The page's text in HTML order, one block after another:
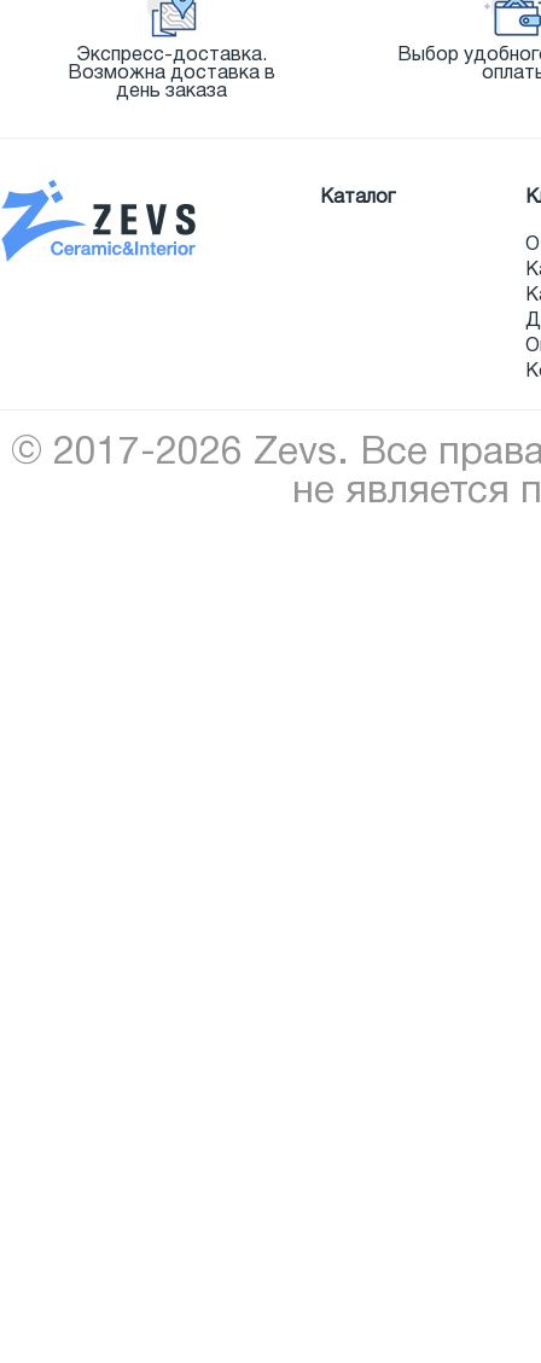
Экспресс-доставка.
Возможна доставка в
день заказа
Выбор
Каталог
О
© 2017-2026 Zevs. Все
не является